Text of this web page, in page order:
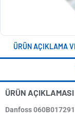
ÜRÜN AÇIKLAMA
ÜRÜN AÇIKLAMASI
Danfoss